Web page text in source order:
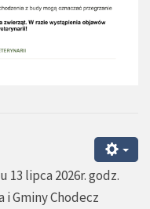
lipca 2026r. godz.
i Gminy Chodecz